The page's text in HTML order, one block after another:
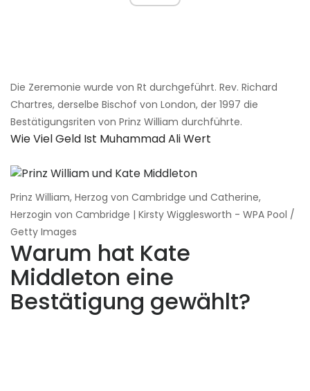
Die Zeremonie wurde von Rt durchgeführt. Rev. Richard
Chartres, derselbe Bischof von London, der 1997 die
Bestätigungsriten von Prinz William durchführte.
Wie Viel Geld Ist Muhammad Ali Wert
Prinz William, Herzog von Cambridge und Catherine,
Herzogin von Cambridge | Kirsty Wigglesworth - WPA Pool /
Getty Images
Warum hat Kate
Middleton eine
Bestätigung gewählt?